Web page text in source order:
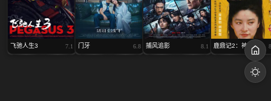
飞驰人生3 7.1 门牙 6.8 捕风追影 8.1 鹿鼎记2：神龙教